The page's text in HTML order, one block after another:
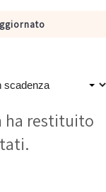
ha restituito